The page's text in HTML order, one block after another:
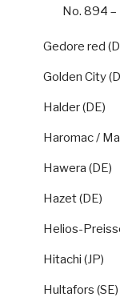
No. 894 –
Gedore red
Golden City
Halder (DE)
Haromac /
Hawera (DE)
Hazet (DE)
Helios-
Hitachi (JP)
Hultafors (SE)